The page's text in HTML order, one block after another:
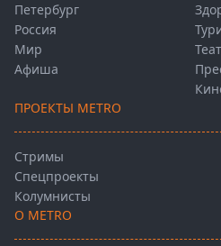
Петербург
Россия
Мир
Афиша
ПРОЕКТЫ METRO
Стримы
Спецпроекты
Колумнисты
О METRO